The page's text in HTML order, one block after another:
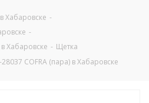
Хабаровске -
-
Хабаровске - Щетка
COFRA (пара) в Хабаровске